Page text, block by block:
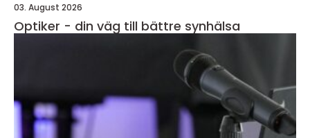
03. August 2026
Optiker - din väg till bättre synhälsa